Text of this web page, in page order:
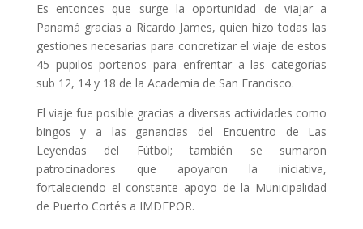
Es entonces que surge la oportunidad de viajar a
Panamá gracias a Ricardo James, quien hizo todas las
gestiones necesarias para concretizar el viaje de estos
45 pupilos porteños para enfrentar a las categorías
sub 12, 14 y 18 de la Academia de San Francisco.
El viaje fue posible gracias a diversas actividades como
bingos y a las ganancias del Encuentro de Las
Leyendas del Fútbol; también se sumaron
patrocinadores que apoyaron la iniciativa,
fortaleciendo el constante apoyo de la Municipalidad
de Puerto Cortés a IMDEPOR.